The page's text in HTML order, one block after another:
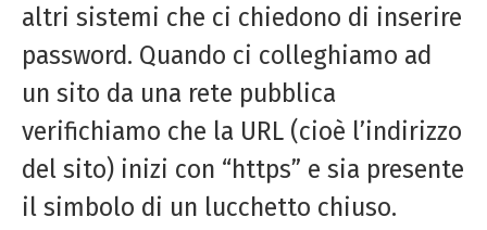
altri sistemi che ci chiedono di inserire
password. Quando ci colleghiamo ad
un sito da una rete pubblica
verifichiamo che la URL (cioè l’indirizzo
del sito) inizi con “https” e sia presente
il simbolo di un lucchetto chiuso.